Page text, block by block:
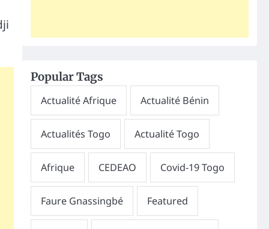
Popular Tags